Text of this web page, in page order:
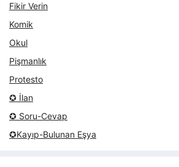
Fikir Verin
Komik
Okul
Pişmanlık
Protesto
✪ İlan
✪ Soru-Cevap
✪Kayıp-Bulunan Eşya